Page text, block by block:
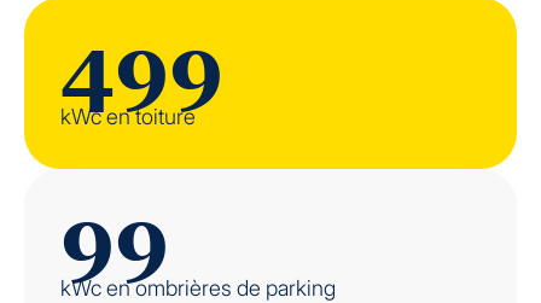
499
kWc en toiture
99
kWc en ombrières de parking